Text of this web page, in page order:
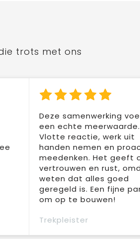
trots met ons
Deze samenwerking
een echte meerwaarde.
Vlotte reactie, werk uit
handen nemen en
meedenken. Het geeft
vertrouwen en rust,
weten dat alles goed
geregeld is. Een fijne
om op te bouwen!
Trekpleister